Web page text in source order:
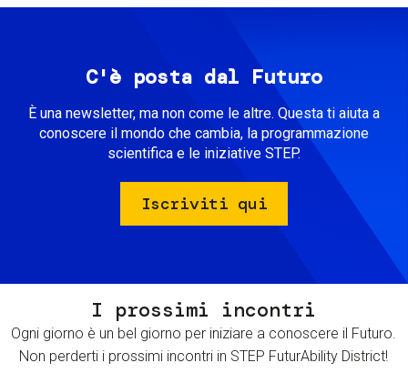
C'è posta dal Futuro
È una newsletter, ma non come le altre. Questa ti aiuta a
conoscere il mondo che cambia, la programmazione
scientifica e le iniziative STEP.
Iscriviti qui
I prossimi incontri
Ogni giorno è un bel giorno per iniziare a conoscere il Futuro.
Non perderti i prossimi incontri in STEP FuturAbility District!